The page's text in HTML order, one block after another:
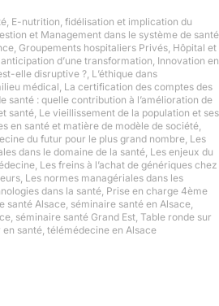
, E-nutrition, fidélisation et implication du
et Management dans le système de santé
, Groupements hospitaliers Privés, Hôpital et
d’une transformation, Innovation en
elle disruptive ?, L’éthique dans
médical, La certification des comptes des
santé : quelle contribution à l’amélioration de
santé, Le vieillissement de la population et ses
en santé et matière de modèle de société,
du futur pour le plus grand nombre, Les
dans le domaine de la santé, Les enjeux du
, Les freins à l’achat de génériques chez
, Les normes managériales dans les
dans la santé, Prise en charge 4ème
santé Alsace, séminaire santé en Alsace,
, séminaire santé Grand Est, Table ronde sur
en santé, télémédecine en Alsace